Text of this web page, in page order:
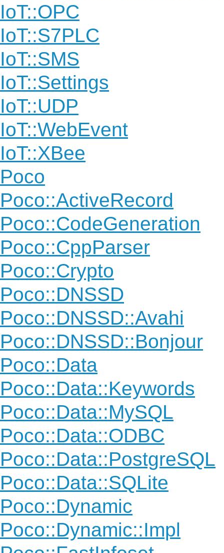
IoT::OPC
IoT::S7PLC
IoT::SMS
IoT::Settings
IoT::UDP
IoT::WebEvent
IoT::XBee
Poco
Poco::ActiveRecord
Poco::CodeGeneration
Poco::CppParser
Poco::Crypto
Poco::DNSSD
Poco::DNSSD::Avahi
Poco::DNSSD::Bonjour
Poco::Data
Poco::Data::Keywords
Poco::Data::MySQL
Poco::Data::ODBC
Poco::Data::PostgreSQL
Poco::Data::SQLite
Poco::Dynamic
Poco::Dynamic::Impl